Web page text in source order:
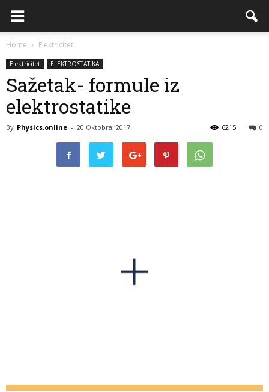
Home Elektricitet
Elektricitet ELEKTROSTATIKA
Sažetak- formule iz
elektrostatike
By Physics.online - 20 Oktobra, 2017 0
6215